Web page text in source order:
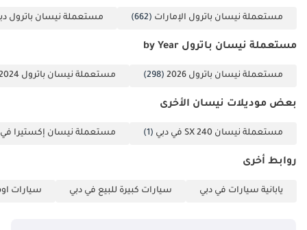
مستعملة نيسان باترول الإمارات (662) مستعملة نيسان باترول
مستعملة نيسان باترول by Year
مستعملة نيسان باترول 2026 (298) مستعملة نيسان باترول 2024
بعض موديلات نيسان الأخرى
مستعملة نيسان 240 SX في دبي (1) مستعملة نيسان إكستيرا في
روابط أخرى
يابانية سيارات في دبي سيارات كبيرة للبيع في دبي سيارات